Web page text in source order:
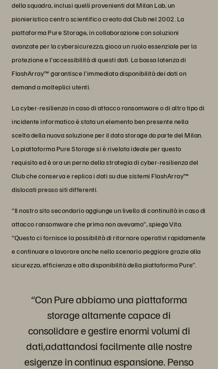
della squadra, inclusi quelli provenienti dal Milan Lab, un
pionieristico centro scientifico creato dal Club nel 2002. La
piattaforma Pure Storage, in collaborazione con soluzioni
avanzate per la cybersicurezza, gioca un ruolo essenziale per la
protezione e l'accessibilità di questi dati. La bassa latenza di
FlashArray™ garantisce l'immediata disponibilità dei dati on
demand a molteplici utenti.
La cyber-resilienza in caso di attacco ransomware o di altro tipo di
incidente informatico è stata un elemento ben presente nella
scelta della nuova soluzione per il data storage da parte del Milan.
La piattaforma Pure Storage si è rivelata ideale per questo
requisito ed è ora un perno della strategia di cyber-resilienza del
Club che conserva e replica i dati su due sistemi FlashArray™
dislocati presso siti differenti.
“Il nostro sito secondario aggiunge un livello di continuità in caso di
attacco ransomware che prima non avevamo”, spiega Vita.
“Questo ci fornisce la possibilità di ritornare operativi rapidamente
e continuare a lavorare anche nello scenario peggiore grazie alla
sicurezza, efficienza e alta disponibilità della piattaforma Pure”.
“Con Pure abbiamo una piattaforma
storage altamente capace di
consolidare e gestire enormi volumi di
dati,adattandosi facilmente alle nostre
esigenze in continua espansione. Penso